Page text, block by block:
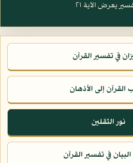
يعرض الآية ٢١
في تفسير القرآن
القرآن إلى الأذهان
نور الثقلين
في تفسير القرآن